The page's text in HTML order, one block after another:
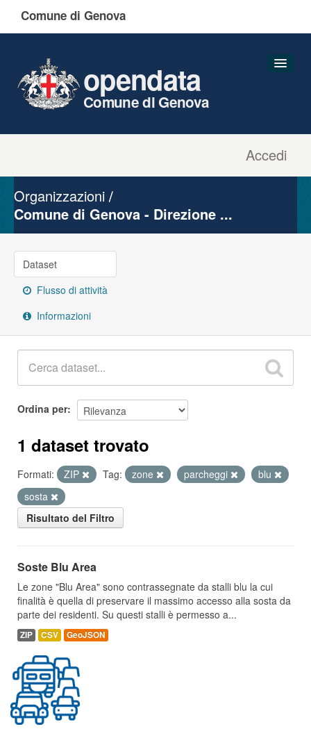
Comune di Genova
Accedi
opendata
Comune di Genova
Gruppi
Organizzazioni
Comune di Genova - Direzione ...
Dataset
Flusso di attività
Informazioni
Ordina per
1 dataset trovato
Formati: ZIP Tag: zone parcheggi
blu
sosta
Risultato del Filtro
Soste Blu Area
Le zone "Blu Area" sono contrassegnate da stalli blu la cui
finalità è quella di preservare il massimo accesso alla sosta da
parte dei residenti. Su questi stalli è permesso a...
ZIP CSV GeoJSON